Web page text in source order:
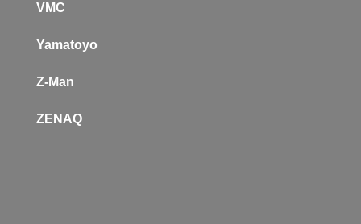
VMC
Yamatoyo
Z-Man
ZENAQ